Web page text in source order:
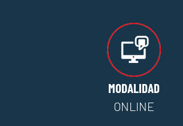
MODALIDAD
ONLINE